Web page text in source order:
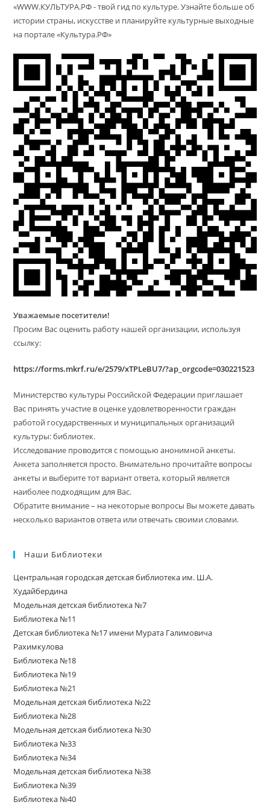
«WWW.КУЛЬТУРА.РФ - твой гид по культуре. Узнайте больше об
истории страны, искусстве и планируйте культурные выходные
на портале «Культура.РФ»
Уважаемые посетители!
Просим Вас оценить работу нашей организации, используя
ссылку:
https://forms.mkrf.ru/e/2579/xTPLeBU7/?ap_orgcode=030221523
Министерство культуры Российской Федерации приглашает
Вас принять участие в оценке удовлетворенности граждан
работой государственных и муниципальных организаций
культуры: библиотек.
Исследование проводится с помощью анонимной анкеты.
Анкета заполняется просто. Внимательно прочитайте вопросы
анкеты и выберите тот вариант ответа, который является
наиболее подходящим для Вас.
Обратите внимание – на некоторые вопросы Вы можете давать
несколько вариантов ответа или отвечать своими словами.
Наши Библиотеки
Центральная городская детская библиотека им. Ш.А.
Худайбердина
Модельная детская библиотека №7
Библиотека №11
Детская библиотека №17 имени Мурата Галимовича
Рахимкулова
Библиотека №18
Библиотека №19
Библиотека №21
Модельная детская библиотека №22
Библиотека №28
Модельная детская библиотека №30
Библиотека №33
Библиотека №34
Модельная детская библиотека №38
Библиотека №39
Библиотека №40